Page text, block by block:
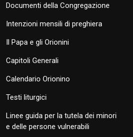
Documenti della Congregazione
Intenzioni mensili di preghiera
Il Papa e gli Orionini
Capitoli Generali
Calendario Orionino
Testi liturgici
Linee guida per la tutela dei minori
e delle persone vulnerabili